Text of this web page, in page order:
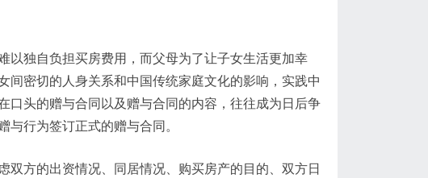
以独自负担买房费用，而父母为了让子女生活更加幸
间密切的人身关系和中国传统家庭文化的影响，实践中
口头的赠与合同以及赠与合同的内容，往往成为日后争
行为签订正式的赠与合同。
双方的出资情况、同居情况、购买房产的目的、双方日